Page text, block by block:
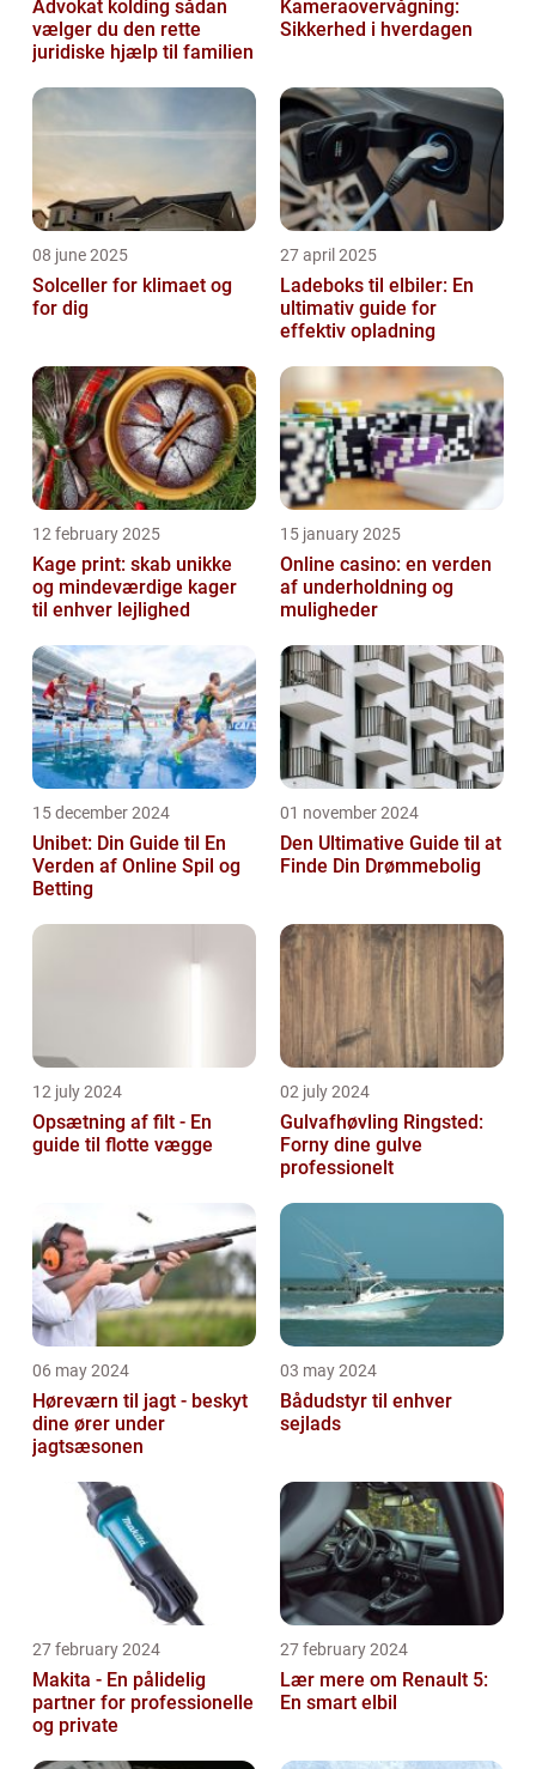
Advokat kolding sådan
vælger du den rette
juridiske hjælp til familien
Kameraovervågning:
Sikkerhed i hverdagen
08 june 2025
Solceller for klimaet og
for dig
27 april 2025
Ladeboks til elbiler: En
ultimativ guide for
effektiv opladning
12 february 2025
Kage print: skab unikke
og mindeværdige kager
til enhver lejlighed
15 january 2025
Online casino: en verden
af underholdning og
muligheder
15 december 2024
Unibet: Din Guide til En
Verden af Online Spil og
Betting
01 november 2024
Den Ultimative Guide til at
Finde Din Drømmebolig
12 july 2024
Opsætning af filt - En
guide til flotte vægge
02 july 2024
Gulvafhøvling Ringsted:
Forny dine gulve
professionelt
06 may 2024
Høreværn til jagt - beskyt
dine ører under
jagtsæsonen
03 may 2024
Bådudstyr til enhver
sejlads
27 february 2024
Makita - En pålidelig
partner for professionelle
og private
27 february 2024
Lær mere om Renault 5:
En smart elbil